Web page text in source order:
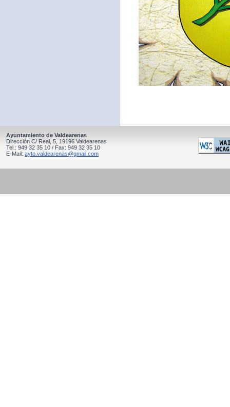
Ayuntamiento de Valdearenas
Dirección C/ Real, 5, 19196 Valdearenas
Tel.: 949 32 35 10 / Fax: 949 32 35 10
E-Mail: ayto.valdearenas@gmail.com